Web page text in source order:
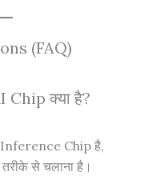
(FAQ)
Chip क्या है?
Inference Chip है,
से चलाना है।